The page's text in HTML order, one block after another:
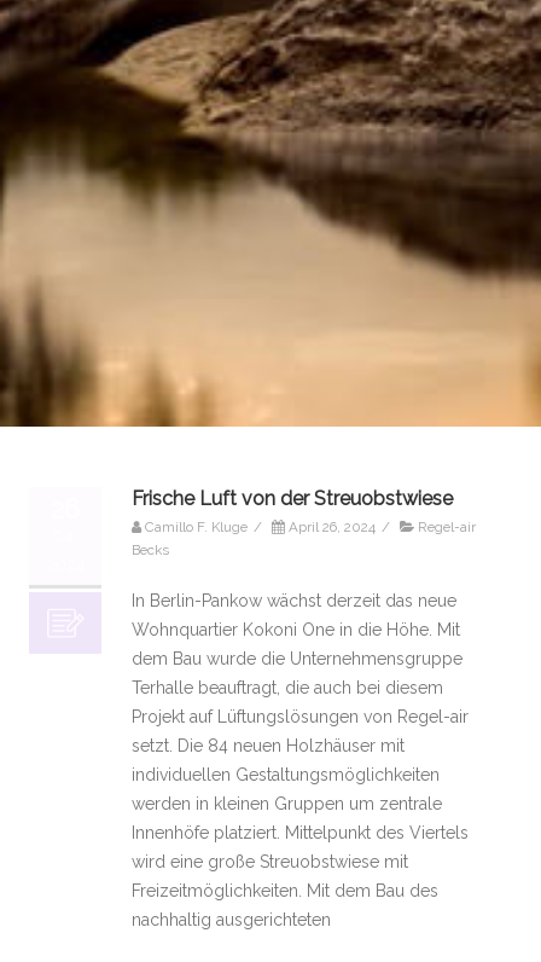
Frische Luft von der Streuobstwiese
Camillo F. Kluge / April 26, 2024 /
Regel-air
Becks
In Berlin-Pankow wächst derzeit das neue
Wohnquartier Kokoni One in die Höhe. Mit
dem Bau wurde die Unternehmensgruppe
Terhalle beauftragt, die auch bei diesem
Projekt auf Lüftungslösungen von Regel-air
setzt. Die 84 neuen Holzhäuser mit
individuellen Gestaltungsmöglichkeiten
werden in kleinen Gruppen um zentrale
Innenhöfe platziert. Mittelpunkt des Viertels
wird eine große Streuobstwiese mit
Freizeitmöglichkeiten. Mit dem Bau des
nachhaltig ausgerichteten